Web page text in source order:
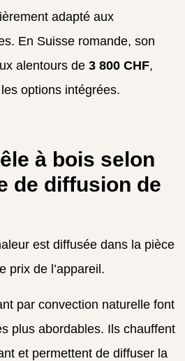
adapté aux
En Suisse romande, son
alentours de 3 800 CHF,
options intégrées.
à bois selon
de diffusion de
est diffusée dans la pièce
prix de l’appareil.
par convection naturelle font
plus abordables. Ils chauffent
et permettent de diffuser la